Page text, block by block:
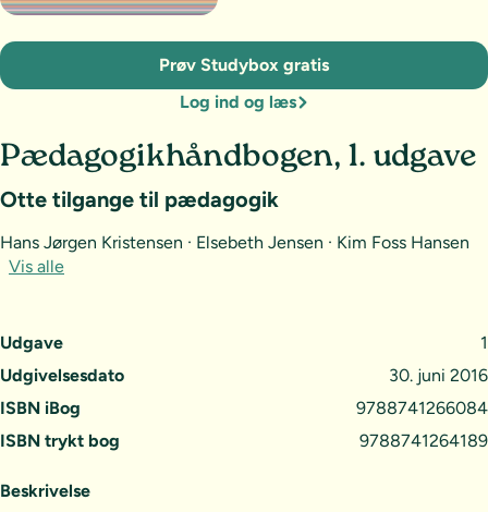
Udgave
1
Udgivelsesdato
30. juni 2016
ISBN iBog
9788741266084
ISBN trykt bog
9788741264189
Pædagogikhåndbogen, 1. udgave
Otte tilgange til pædagogik
Hans Jørgen Kristensen · Elsebeth Jensen · Kim Foss Hansen
Vis alle
Prøv Studybox gratis
Log ind og læs
Beskrivelse